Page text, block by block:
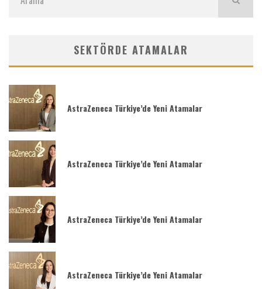
SEKTÖRDE ATAMALAR
AstraZeneca Türkiye’de Yeni Atamalar
AstraZeneca Türkiye’de Yeni Atamalar
AstraZeneca Türkiye’de Yeni Atamalar
AstraZeneca Türkiye’de Yeni Atamalar